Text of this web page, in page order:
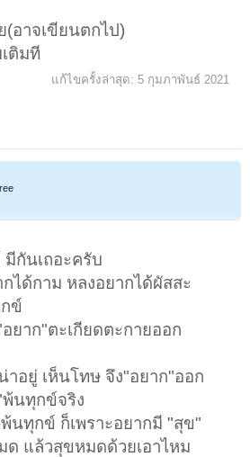
อาจเขียนตกไป)
ติมที
แก้ไขครั้งล่าสุด: 5 กุมภาพันธ์ 2021
กันเถอะครับ
ได้กาม หลงอยากได้ผัสสะ
ข์
ยาก"ตะเกียดตะกายออก
าอยู่ เห็นโทษ จึง"อยาก"ออก
นทุกข์จริง
นทุกข์ ก็เพราะอยากมี "สุข"
ด แล้วสุขหมดด้วยเอาไหม